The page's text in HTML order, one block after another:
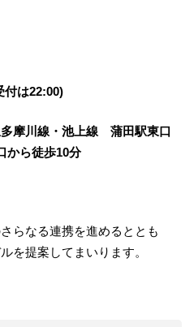
付は22:00)
摩川線・池上線 蒲田駅東口
から徒歩10分
らなる連携を進めるととも
を提案してまいります。